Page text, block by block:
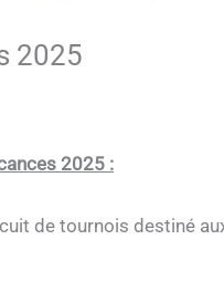
2025
2025 :
de tournois destiné